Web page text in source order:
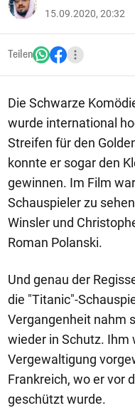
15.09.2020, 20:32
Teilen
Die Schwarze
wurde international
Streifen für den
konnte er sogar den
gewinnen. Im Film
Schauspieler zu
Winsler und
Roman Polanski.
Und genau der
die "Titanic"-
Vergangenheit nahm
wieder in Schutz.
Vergewaltigung
Frankreich, wo er vor
geschützt wurde.